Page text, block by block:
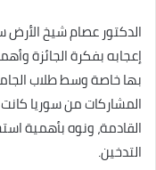
الدكتور عصام شيخ
إعجابه بفكرة الجائزة
بها خاصة وسط طلاب
المشاركات من سوريا
القادمة، ونوه بأهمية
التدخين.